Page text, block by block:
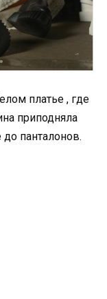
платье , где
приподняла
до панталонов.